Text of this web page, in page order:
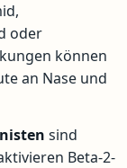
oder
können
an Nase und
sind
Beta-2-